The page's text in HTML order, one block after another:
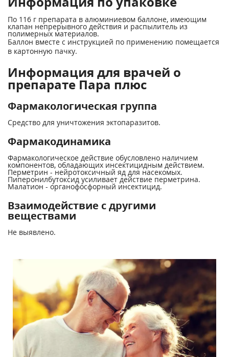
По 116 г препарата в алюминиевом баллоне, имеющим
клапан непрерывного действия и распылитель из
полимерных материалов.
Баллон вместе с инструкцией по применению помещается
в картонную пачку.
Информация для врачей о
препарате Пара плюс
Фармакологическая группа
Средство для уничтожения эктопаразитов.
Фармакодинамика
Фармакологическое действие обусловлено наличием
компонентов, обладающих инсектицидным действием.
Перметрин - нейротоксичный яд для насекомых.
Пиперонилбутоксид усиливает действие перметрина.
Малатион - органофосфорный инсектицид.
Взаимодействие с другими
веществами
Не выявлено.